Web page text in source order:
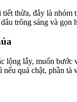
thừa, đây là
trông sáng và
lộng lẫy, muốn
quá chật, phần tà